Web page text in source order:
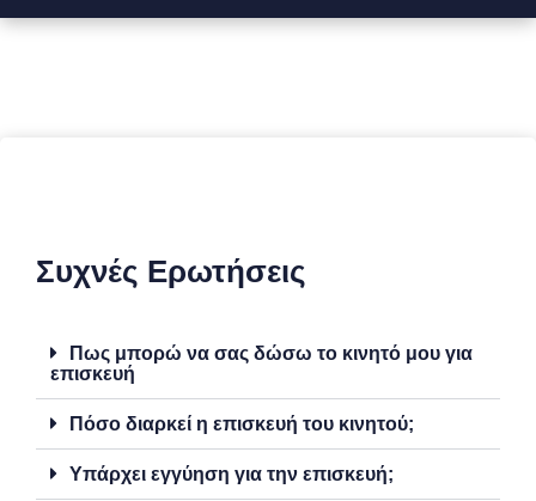
Συχνές Ερωτήσεις
Πως μπορώ να σας δώσω το κινητό μου για
επισκευή
Πόσο διαρκεί η επισκευή του κινητού;
Υπάρχει εγγύηση για την επισκευή;